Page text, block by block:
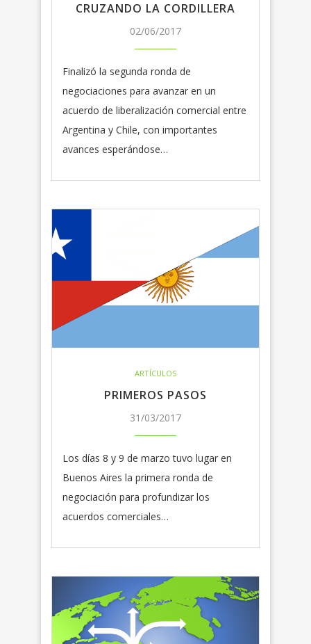
CRUZANDO LA CORDILLERA
02/06/2017
Finalizó la segunda ronda de
negociaciones para avanzar en un
acuerdo de liberalización comercial entre
Argentina y Chile, con importantes
avances esperándose…
ARTÍCULOS
PRIMEROS PASOS
31/03/2017
Los días 8 y 9 de marzo tuvo lugar en
Buenos Aires la primera ronda de
negociación para profundizar los
acuerdos comerciales…